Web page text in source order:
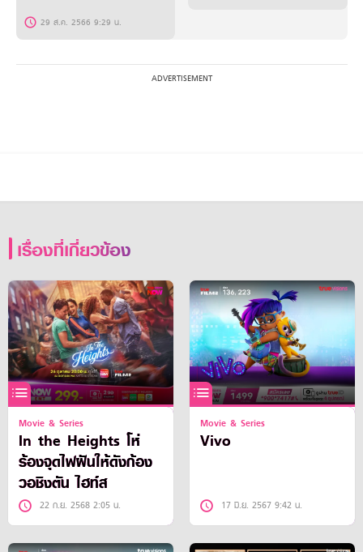
29 ส.ค. 2566 9:29 น.
เรื่องที่เกี่ยวข้อง
Movie & Series
In the Heights โห่
ร้องจุดไฟฝันให้ดังก้อง
วอชิงตัน ไฮท์ส
22 ก.ย. 2568 2:05 น.
Movie & Series
Vivo
17 มิ.ย. 2567 9:42 น.